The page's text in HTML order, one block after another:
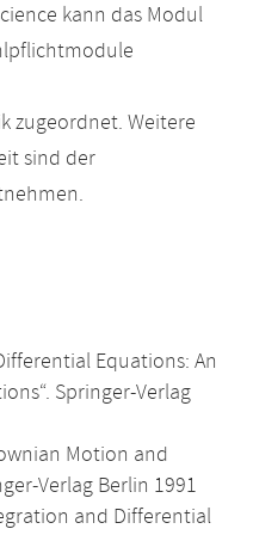
kann das Modul
zugeordnet. Weitere
sind der
Equations: An
Springer-Verlag
Motion and
Verlag Berlin 1991
and Differential